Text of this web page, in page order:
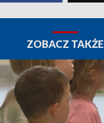
ZOBACZ TAKŻE